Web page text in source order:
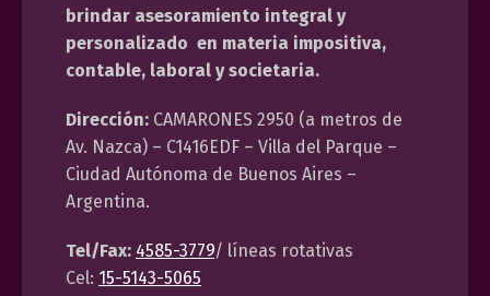
brindar asesoramiento integral y
personalizado en materia impositiva,
contable, laboral y societaria.
Dirección: CAMARONES 2950 (a metros de
Av. Nazca) – C1416EDF – Villa del Parque –
Ciudad Autónoma de Buenos Aires –
Argentina.
Tel/Fax: 4585-3779/ líneas rotativas
Cel: 15-5143-5065